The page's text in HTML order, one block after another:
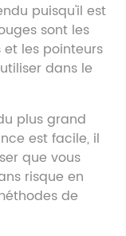
puisqu'il est
sont les
les pointeurs
dans le
plus grand
est facile, il
que vous
risque en
de